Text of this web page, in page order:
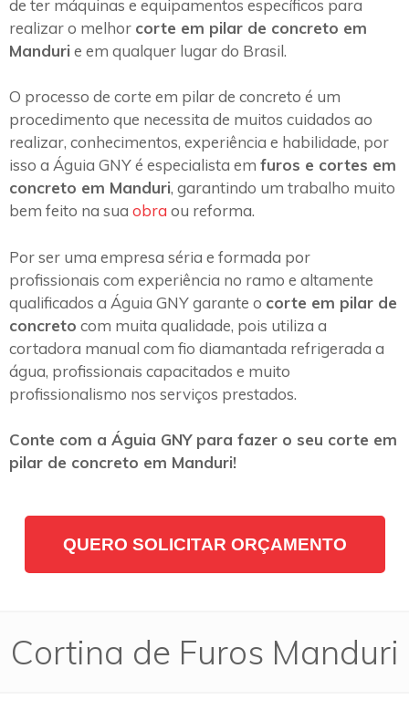
de ter máquinas e equipamentos específicos para
realizar o melhor corte em pilar de concreto em
Manduri e em qualquer lugar do Brasil.
O processo de corte em pilar de concreto é um
procedimento que necessita de muitos cuidados ao
realizar, conhecimentos, experiência e habilidade, por
isso a Águia GNY é especialista em furos e cortes em
concreto em Manduri, garantindo um trabalho muito
bem feito na sua obra ou reforma.
Por ser uma empresa séria e formada por
profissionais com experiência no ramo e altamente
qualificados a Águia GNY garante o corte em pilar de
concreto com muita qualidade, pois utiliza a
cortadora manual com fio diamantada refrigerada a
água, profissionais capacitados e muito
profissionalismo nos serviços prestados.
Conte com a Águia GNY para fazer o seu corte em
pilar de concreto em Manduri!
QUERO SOLICITAR ORÇAMENTO
Cortina de Furos Manduri